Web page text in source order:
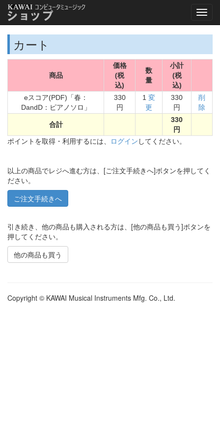
カート
商品
価格
(税
込)
数
量
小計
(税
込)
eスコア(PDF)「春：
DandD：ピアノソロ」
330
円
1 変
更
330
円
削
除
合計
330
円
ポイントを取得・利用するには、 ログイン してください。
以上の商品でレジへ進む方は、[ご注文手続きへ]ボタンを押してく
ださい。
引き続き、他の商品も購入される方は、[他の商品も買う]ボタンを
押してください。
他の商品も買う
Copyright © KAWAI Musical Instruments Mfg. Co., Ltd.